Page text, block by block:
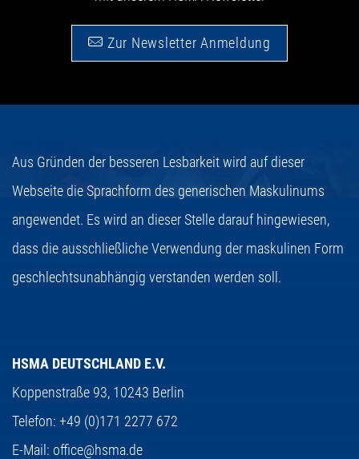
Zur Newsletter Anmeldung
Aus Gründen der besseren Lesbarkeit wird auf dieser
Webseite die Sprachform des generischen Maskulinums
angewendet. Es wird an dieser Stelle darauf hingewiesen,
dass die ausschließliche Verwendung der maskulinen Form
geschlechtsunabhängig verstanden werden soll.
HSMA DEUTSCHLAND E.V.
Koppenstraße 93, 10243 Berlin
Telefon: +49 (0)171 2277 672
E-Mail: office@hsma.de